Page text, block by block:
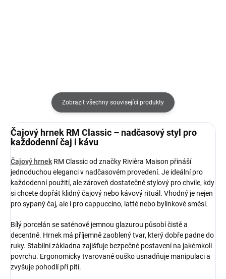
Zobrazit všechny související produkty
Čajový hrnek RM Classic – nadčasový styl pro
každodenní čaj i kávu
Čajový hrnek RM Classic od značky Rivièra Maison přináší
jednoduchou eleganci v nadčasovém provedení. Je ideální pro
každodenní použití, ale zároveň dostatečně stylový pro chvíle, kdy
si chcete dopřát klidný čajový nebo kávový rituál. Vhodný je nejen
pro sypaný čaj, ale i pro cappuccino, latté nebo bylinkové směsi.
Bílý porcelán se saténově jemnou glazurou působí čistě a
decentně. Hrnek má příjemně zaoblený tvar, který dobře padne do
ruky. Stabilní základna zajišťuje bezpečné postavení na jakémkoli
povrchu. Ergonomicky tvarované ouško usnadňuje manipulaci a
zvyšuje pohodlí při pití.